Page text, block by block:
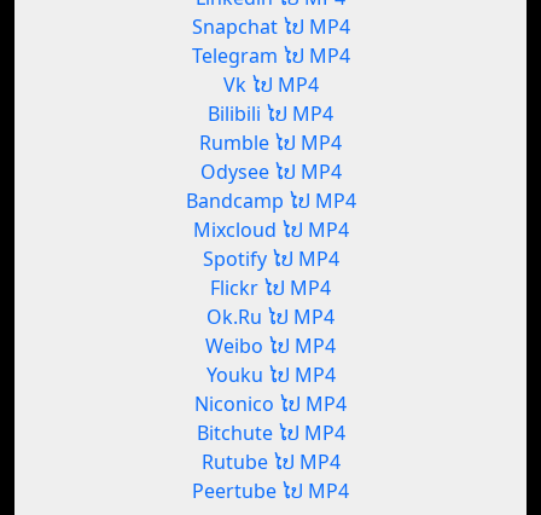
Snapchat ໄປ MP4
Telegram ໄປ MP4
Vk ໄປ MP4
Bilibili ໄປ MP4
Rumble ໄປ MP4
Odysee ໄປ MP4
Bandcamp ໄປ MP4
Mixcloud ໄປ MP4
Spotify ໄປ MP4
Flickr ໄປ MP4
Ok.Ru ໄປ MP4
Weibo ໄປ MP4
Youku ໄປ MP4
Niconico ໄປ MP4
Bitchute ໄປ MP4
Rutube ໄປ MP4
Peertube ໄປ MP4